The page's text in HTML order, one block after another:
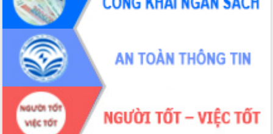
ứng để giữ vững thị trường xuất khẩu
Diễn đàn Kinh tế tư nhân Việt Nam đột
phá cơ chế - Hợp tác công tư
Đề án 06 tạo bước ngoặt đột phá trong
cải cách hành chính tỉnh Đắk Lắk
Kết nối tour, đẩy mạnh chuyển đổi số
để phát triển du lịch Đắk Lắk
Khởi động Dự án Đầu tư xây dựng hạ
tầng kỹ thuật Cụm công nghiệp Tân
Tiến